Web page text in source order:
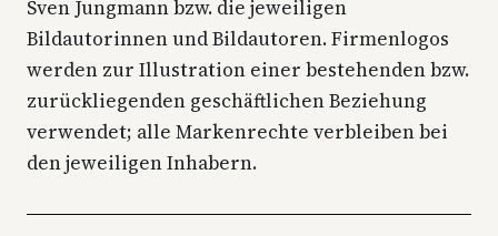
Sven Jungmann bzw. die jeweiligen
Bildautorinnen und Bildautoren. Firmenlogos
werden zur Illustration einer bestehenden bzw.
zurückliegenden geschäftlichen Beziehung
verwendet; alle Markenrechte verbleiben bei
den jeweiligen Inhabern.